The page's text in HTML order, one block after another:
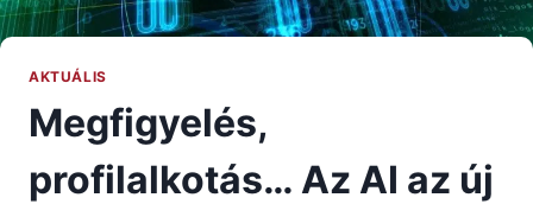
AKTUÁLIS
Megfigyelés,
profilalkotás… Az AI az új